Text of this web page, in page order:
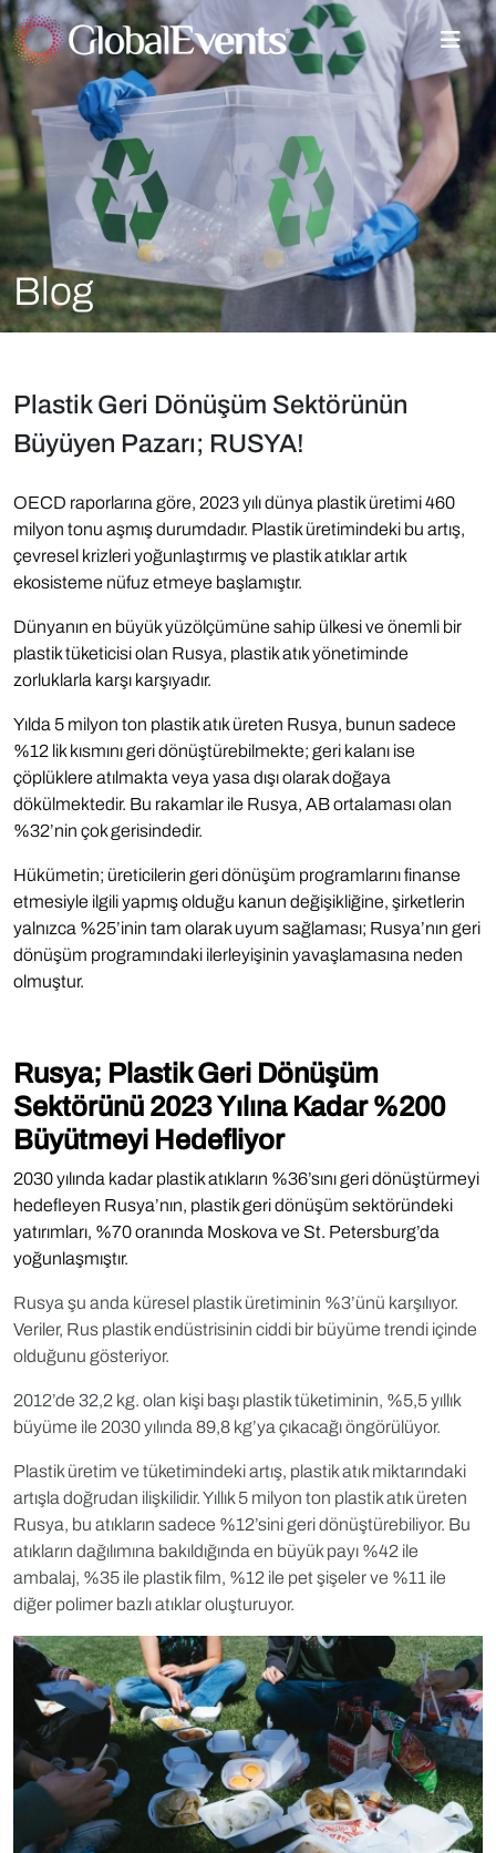
Blog
Plastik Geri Dönüşüm Sektörünün
Büyüyen Pazarı; RUSYA!
OECD raporlarına göre, 2023 yılı dünya plastik üretimi 460
milyon tonu aşmış durumdadır. Plastik üretimindeki bu artış,
çevresel krizleri yoğunlaştırmış ve plastik atıklar artık
ekosisteme nüfuz etmeye başlamıştır.
Dünyanın en büyük yüzölçümüne sahip ülkesi ve önemli bir
plastik tüketicisi olan Rusya, plastik atık yönetiminde
zorluklarla karşı karşıyadır.
Yılda 5 milyon ton plastik atık üreten Rusya, bunun sadece
%12 lik kısmını geri dönüştürebilmekte; geri kalanı ise
çöplüklere atılmakta veya yasa dışı olarak doğaya
dökülmektedir. Bu rakamlar ile Rusya, AB ortalaması olan
%32’nin çok gerisindedir.
Hükümetin; üreticilerin geri dönüşüm programlarını finanse
etmesiyle ilgili yapmış olduğu kanun değişikliğine, şirketlerin
yalnızca %25’inin tam olarak uyum sağlaması; Rusya’nın geri
dönüşüm programındaki ilerleyişinin yavaşlamasına neden
olmuştur.
Rusya; Plastik Geri Dönüşüm
Sektörünü 2023 Yılına Kadar %200
Büyütmeyi Hedefliyor
2030 yılında kadar plastik atıkların %36’sını geri dönüştürmeyi
hedefleyen Rusya’nın, plastik geri dönüşüm sektöründeki
yatırımları, %70 oranında Moskova ve St. Petersburg’da
yoğunlaşmıştır.
Rusya şu anda küresel plastik üretiminin %3’ünü karşılıyor.
Veriler, Rus plastik endüstrisinin ciddi bir büyüme trendi içinde
olduğunu gösteriyor.
2012’de 32,2 kg. olan kişi başı plastik tüketiminin, %5,5 yıllık
büyüme ile 2030 yılında 89,8 kg’ya çıkacağı öngörülüyor.
Plastik üretim ve tüketimindeki artış, plastik atık miktarındaki
artışla doğrudan ilişkilidir. Yıllık 5 milyon ton plastik atık üreten
Rusya, bu atıkların sadece %12’sini geri dönüştürebiliyor. Bu
atıkların dağılımına bakıldığında en büyük payı %42 ile
ambalaj, %35 ile plastik film, %12 ile pet şişeler ve %11 ile
diğer polimer bazlı atıklar oluşturuyor.